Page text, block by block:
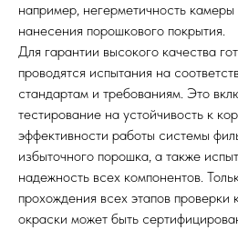
например, негерметичность
нанесения порошкового покрытия.
Для гарантии высокого качества
проводятся испытания на
стандартам и требованиям. Это
тестирование на устойчивость к
эффективности работы системы
избыточного порошка, а также
надежность всех компонентов.
прохождения всех этапов
окраски может быть